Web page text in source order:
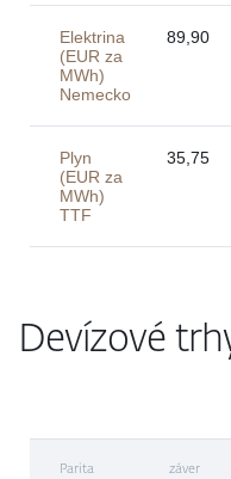
Elektrina
(EUR za
MWh)
Nemecko
89,90
Plyn
(EUR za
MWh)
TTF
35,75
Devízové
Parita záver